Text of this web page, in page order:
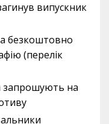
випускник
безкоштовно
(перелік
запрошують на